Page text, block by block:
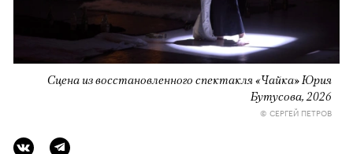
Сцена из восстановленного спектакля «Чайка» Юрия
Бутусова, 2026
© СЕРГЕЙ ПЕТРОВ